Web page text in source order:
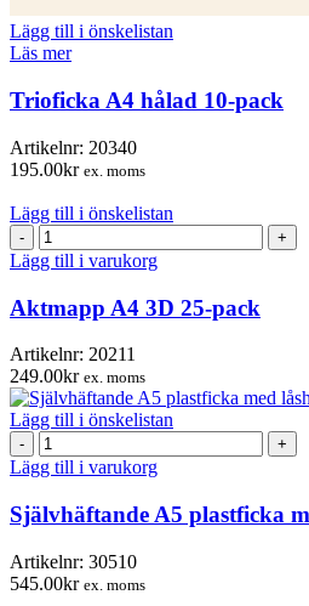
Lägg till i önskelistan
Läs mer
Trioficka A4 hålad 10-pack
Artikelnr: 20340
195.00kr ex. moms
Lägg till i önskelistan
Aktmapp
A4
3D
25-
pack
mängd
Lägg till i varukorg
Aktmapp A4 3D 25-pack
Artikelnr: 20211
249.00kr ex. moms
Lägg till i önskelistan
Självhäftande
A5
plastficka
med
låshörn
pack
mängd
Lägg till i varukorg
Självhäftande A5 plastficka
Artikelnr: 30510
545.00kr ex. moms